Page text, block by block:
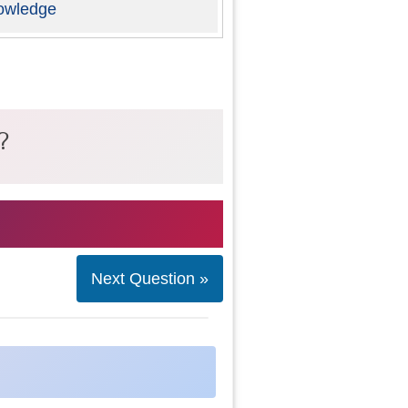
Next Question »